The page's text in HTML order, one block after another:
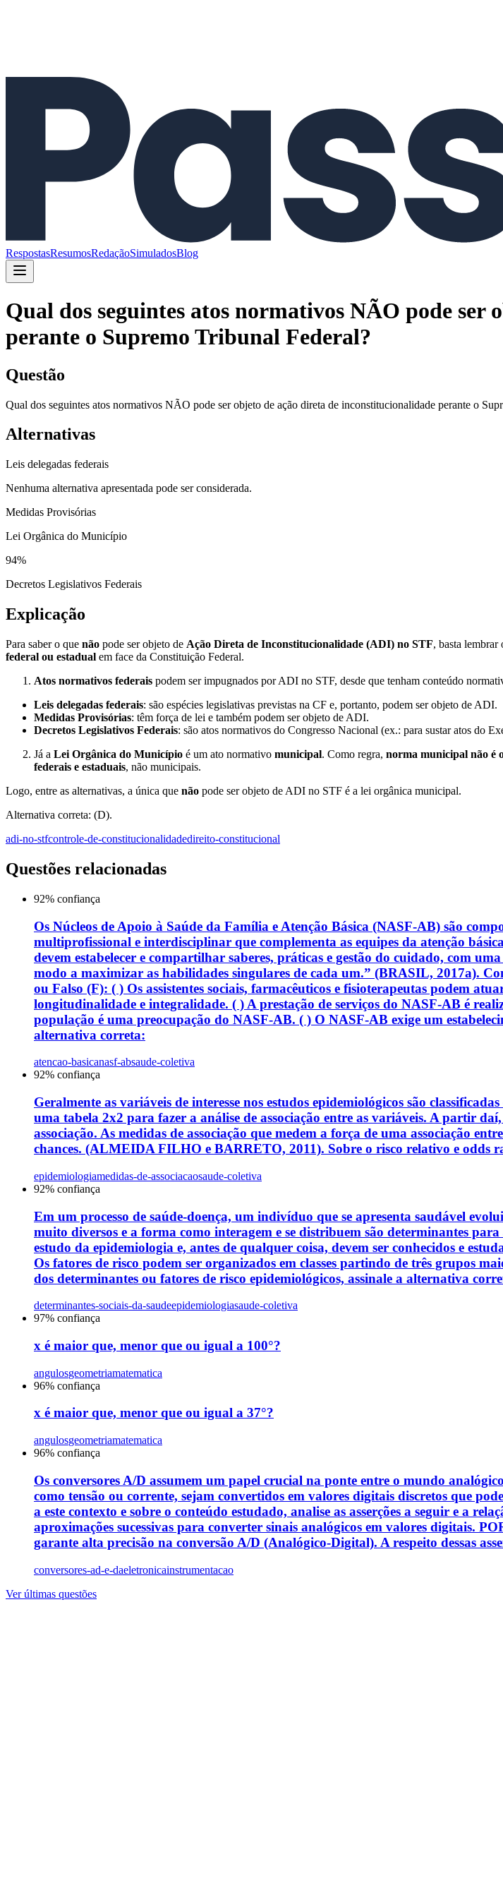
RespostasResumosRedaçãoSimuladosBlog
Qual dos seguintes atos normativos NÃO pode
perante o Supremo Tribunal Federal?
Questão
Qual dos seguintes atos normativos NÃO pode ser objeto de ação direta de inconstitucionalidade perante o
Alternativas
Leis delegadas federais
Nenhuma alternativa apresentada pode ser considerada.
Medidas Provisórias
Lei Orgânica do Município
94%
Decretos Legislativos Federais
Explicação
Para saber o que não pode ser objeto de Ação Direta de Inconstitucionalidade (ADI) no STF, basta
federal ou estadual em face da Constituição Federal.
Atos normativos federais podem ser impugnados por ADI no STF, desde que tenham conteúdo
Leis delegadas federais: são espécies legislativas previstas na CF e, portanto, podem ser objeto de ADI.
Medidas Provisórias: têm força de lei e também podem ser objeto de ADI.
Decretos Legislativos Federais: são atos normativos do Congresso Nacional (ex.: para sustar atos do
Já a Lei Orgânica do Município é um ato normativo municipal. Como regra, norma municipal não é
federais e estaduais, não municipais.
Logo, entre as alternativas, a única que não pode ser objeto de ADI no STF é a lei orgânica municipal.
Alternativa correta: (D).
adi-no-stfcontrole-de-constitucionalidadedireito-constitucional
Questões relacionadas
92% confiança
Os Núcleos de Apoio à Saúde da Família e Atenção Básica (NASF-AB) são
multiprofissional e interdisciplinar que complementa as equipes da atenção
devem estabelecer e compartilhar saberes, práticas e gestão do cuidado, com
modo a maximizar as habilidades singulares de cada um.” (BRASIL, 2017a).
ou Falso (F): ( ) Os assistentes sociais, farmacêuticos e fisioterapeutas podem
longitudinalidade e integralidade. ( ) A prestação de serviços do NASF-AB é
população é uma preocupação do NASF-AB. ( ) O NASF-AB exige um
alternativa correta:
atencao-basicanasf-absaude-coletiva
92% confiança
Geralmente as variáveis de interesse nos estudos epidemiológicos são
uma tabela 2x2 para fazer a análise de associação entre as variáveis. A partir
associação. As medidas de associação que medem a força de uma associação
chances. (ALMEIDA FILHO e BARRETO, 2011). Sobre o risco relativo e odds
epidemiologiamedidas-de-associacaosaude-coletiva
92% confiança
Em um processo de saúde-doença, um indivíduo que se apresenta saudável
muito diversos e a forma como interagem e se distribuem são determinantes
estudo da epidemiologia e, antes de qualquer coisa, devem ser conhecidos e
Os fatores de risco podem ser organizados em classes partindo de três grupos
dos determinantes ou fatores de risco epidemiológicos, assinale a alternativa
determinantes-sociais-da-saudeepidemiologiasaude-coletiva
97% confiança
x é maior que, menor que ou igual a 100°?
angulosgeometriamatematica
96% confiança
x é maior que, menor que ou igual a 37°?
angulosgeometriamatematica
96% confiança
Os conversores A/D assumem um papel crucial na ponte entre o mundo
como tensão ou corrente, sejam convertidos em valores digitais discretos que
a este contexto e sobre o conteúdo estudado, analise as asserções a seguir e a
aproximações sucessivas para converter sinais analógicos em valores digitais.
garante alta precisão na conversão A/D (Analógico-Digital). A respeito dessas
conversores-ad-e-daeletronicainstrumentacao
Ver últimas questões